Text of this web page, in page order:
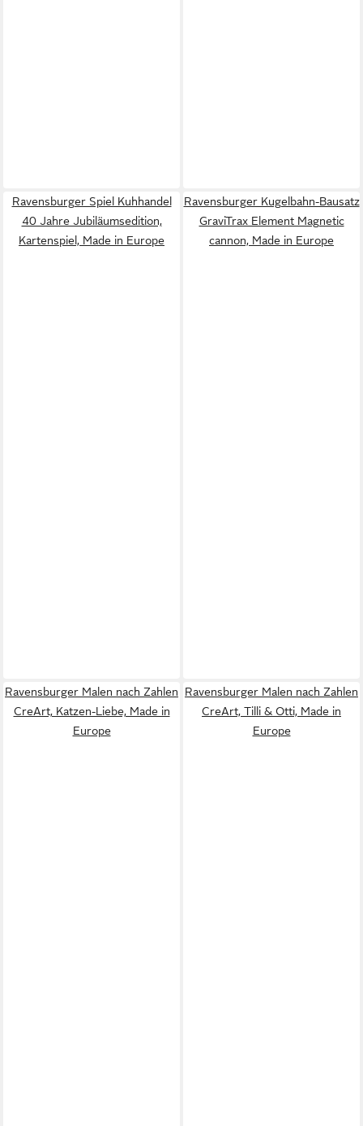
Ravensburger Spiel Kuhhandel
40 Jahre Jubiläumsedition,
Kartenspiel, Made in Europe
Ravensburger Kugelbahn-Bausatz
GraviTrax Element Magnetic
cannon, Made in Europe
Ravensburger Malen nach Zahlen
CreArt, Katzen-Liebe, Made in
Europe
Ravensburger Malen nach Zahlen
CreArt, Tilli & Otti, Made in
Europe